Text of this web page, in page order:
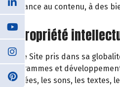
confiance au contenu, à des
6. Propriété
Notre Site pris dans sa
programmes et
animées, les sons, les textes,